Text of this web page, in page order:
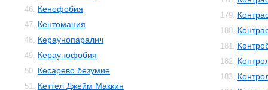
46. Кенофобия
47. Кентомания
48. Кераунопаралич
49. Кераунофобия
50. Кесарево безумие
51. Кеттел Джейм Маккин
179.
180.
181.
182.
183.